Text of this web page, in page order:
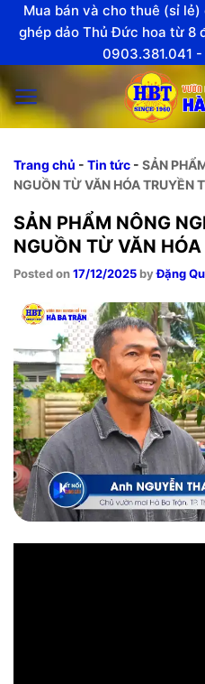
SkipMua bán và cho thuê (sỉ
ghép dảo Thủ Đức hoa từ 8
0903.381.041
Trang chủ - Tin tức - SẢN
NGUỒN TỪ VĂN HÓA TRUYỀN
SẢN PHẨM NÔNG
NGUỒN TỪ VĂN
Posted on17/12/2025 byĐặng